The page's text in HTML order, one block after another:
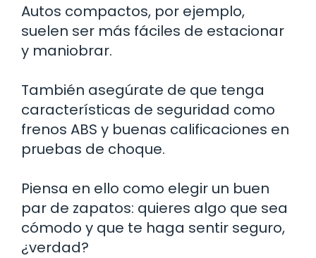
Autos compactos, por ejemplo,
suelen ser más fáciles de estacionar
y maniobrar.
También asegúrate de que tenga
características de seguridad como
frenos ABS y buenas calificaciones en
pruebas de choque.
Piensa en ello como elegir un buen
par de zapatos: quieres algo que sea
cómodo y que te haga sentir seguro,
¿verdad?